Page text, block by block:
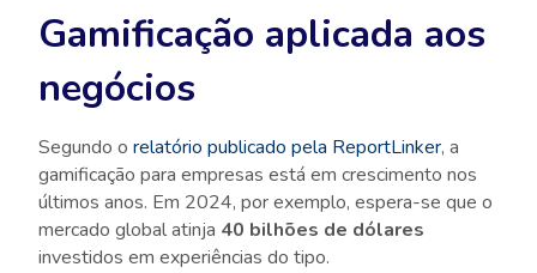
Gamificação aplicada aos
negócios
Segundo o relatório publicado pela ReportLinker, a
gamificação para empresas está em crescimento nos
últimos anos. Em 2024, por exemplo, espera-se que o
mercado global atinja 40 bilhões de dólares
investidos em experiências do tipo.